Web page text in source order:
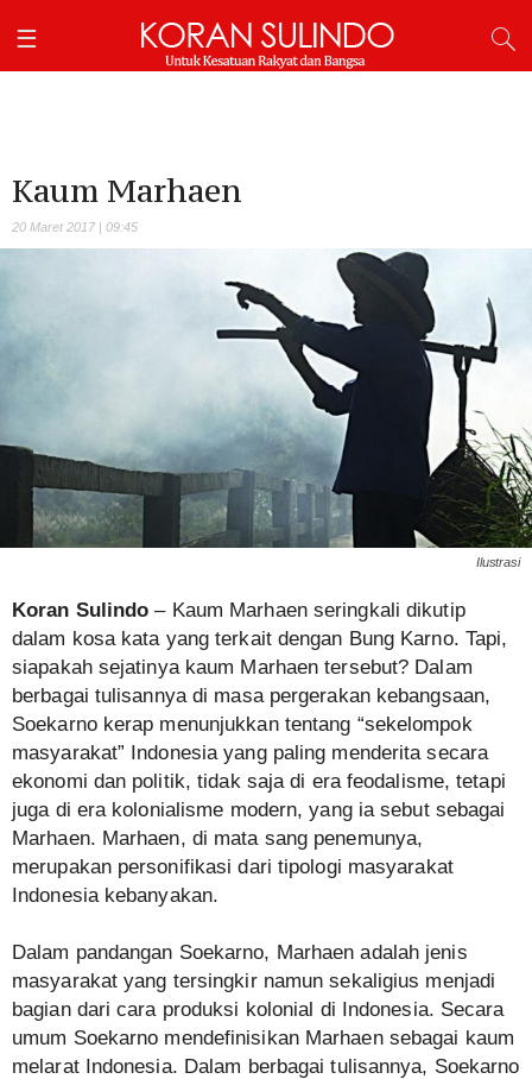
Kaum Marhaen
20 Maret 2017 | 09:45
Ilustrasi
Koran Sulindo – Kaum Marhaen seringkali dikutip
dalam kosa kata yang terkait dengan Bung Karno. Tapi,
siapakah sejatinya kaum Marhaen tersebut? Dalam
berbagai tulisannya di masa pergerakan kebangsaan,
Soekarno kerap menunjukkan tentang “sekelompok
masyarakat” Indonesia yang paling menderita secara
ekonomi dan politik, tidak saja di era feodalisme, tetapi
juga di era kolonialisme modern, yang ia sebut sebagai
Marhaen. Marhaen, di mata sang penemunya,
merupakan personifikasi dari tipologi masyarakat
Indonesia kebanyakan.
Dalam pandangan Soekarno, Marhaen adalah jenis
masyarakat yang tersingkir namun sekaligius menjadi
bagian dari cara produksi kolonial di Indonesia. Secara
umum Soekarno mendefinisikan Marhaen sebagai kaum
melarat Indonesia. Dalam berbagai tulisannya, Soekarno